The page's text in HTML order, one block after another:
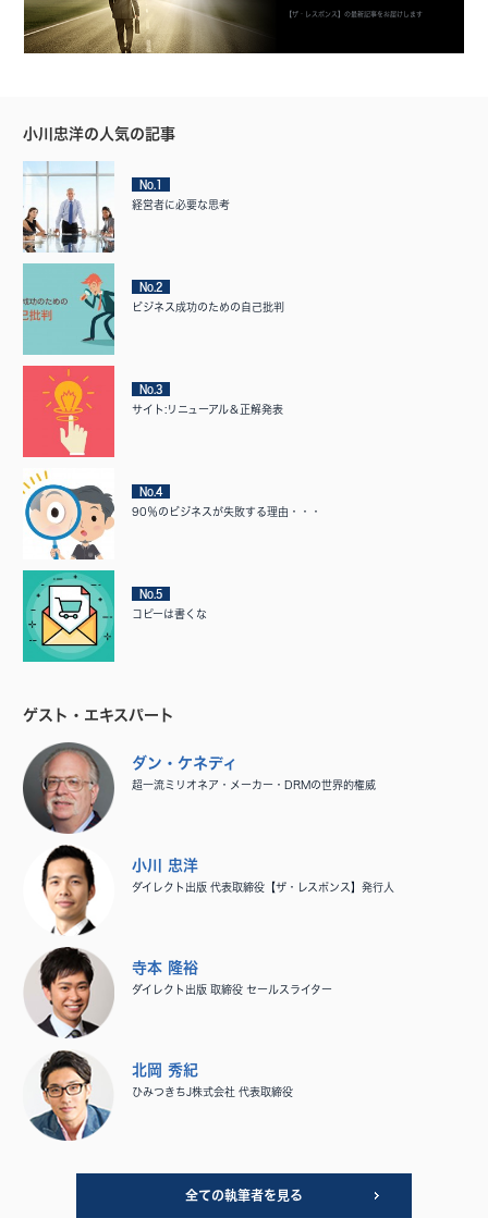
【ザ・レスポンス】の最新記事をお届けします
小川忠洋の人気の記事
No.1
経営者に必要な思考
No.2
ビジネス成功のための自己批判
No.3
サイト:リニューアル＆正解発表
No.4
90％のビジネスが失敗する理由・・・
No.5
コピーは書くな
ゲスト・エキスパート
ダン・ケネディ
超一流ミリオネア・メーカー・DRMの世界的権威
小川 忠洋
ダイレクト出版 代表取締役【ザ・レスポンス】発行人
寺本 隆裕
ダイレクト出版 取締役 セールスライター
北岡 秀紀
ひみつきちJ株式会社 代表取締役
全ての執筆者を見る